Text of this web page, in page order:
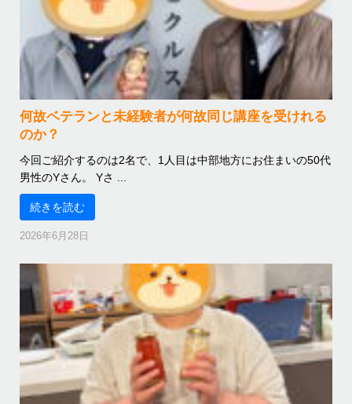
何故ベテランと未経験者が何故同じ講座を受けれる
のか？
今回ご紹介するのは2名で、1人目は中部地方にお住まいの50代
男性のYさん。 Yさ ...
続きを読む
2026年6月28日